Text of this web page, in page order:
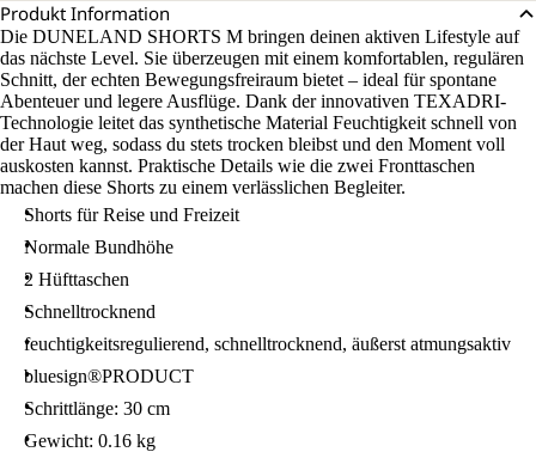
Produkt Information
Die DUNELAND SHORTS M bringen deinen aktiven Lifestyle auf
das nächste Level. Sie überzeugen mit einem komfortablen, regulären
Schnitt, der echten Bewegungsfreiraum bietet – ideal für spontane
Abenteuer und legere Ausflüge. Dank der innovativen TEXADRI-
Technologie leitet das synthetische Material Feuchtigkeit schnell von
der Haut weg, sodass du stets trocken bleibst und den Moment voll
auskosten kannst. Praktische Details wie die zwei Fronttaschen
machen diese Shorts zu einem verlässlichen Begleiter.
Shorts für Reise und Freizeit
Normale Bundhöhe
2 Hüfttaschen
Schnelltrocknend
feuchtigkeitsregulierend, schnelltrocknend, äußerst atmungsaktiv
bluesign®PRODUCT
Schrittlänge: 30 cm
Gewicht: 0.16 kg